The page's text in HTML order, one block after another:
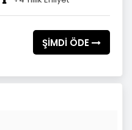
ŞİMDİ ÖDE